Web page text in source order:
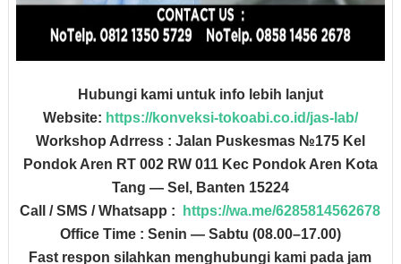
Hubungi kami untuk info lebih lanjut
Website: https://konveksi-tokoabi.co.id/jas-lab/
Workshop Adrress : Jalan Puskesmas №175 Kel
Pondok Aren RT 002 RW 011 Kec Pondok Aren Kota
Tang — Sel, Banten 15224
Call / SMS / Whatsapp :
https://wa.me/6285814562678
Office Time : Senin — Sabtu (08.00–17.00)
Fast respon silahkan menghubungi kami pada jam